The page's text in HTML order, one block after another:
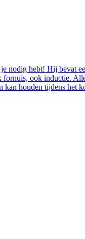
nodig hebt! Hij bevat
ook inductie.
houden tijdens het